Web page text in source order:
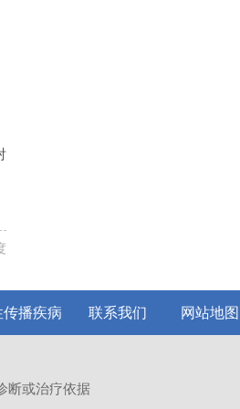
传播疾病 联系我们 网站地图
断或治疗依据